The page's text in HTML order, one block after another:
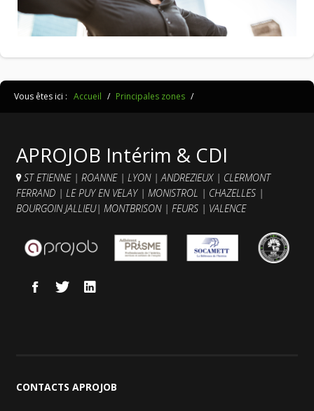
Vous êtes ici : Accueil / Principales zones /
APROJOB Intérim & CDI
ST ETIENNE| ROANNE | LYON |ANDREZIEUX | CLERMONT
FERRAND | LE PUY EN VELAY| MONISTROL | CHAZELLES |
BOURGOIN JALLIEU| MONTBRISON | FEURS | VALENCE
CONTACTS APROJOB